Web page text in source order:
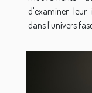
d'examiner leur
dans l'univers